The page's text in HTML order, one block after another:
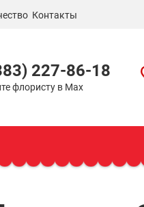
Контакты
227-86-18
флористу в Max